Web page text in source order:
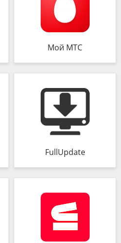
Мой МТС
FullUpdate